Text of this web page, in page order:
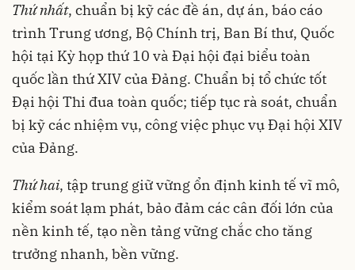
Thứ nhất, chuẩn bị kỹ các đề án, dự án, báo cáo
trình Trung ương, Bộ Chính trị, Ban Bí thư, Quốc
hội tại Kỳ họp thứ 10 và Đại hội đại biểu toàn
quốc lần thứ XIV của Đảng. Chuẩn bị tổ chức tốt
Đại hội Thi đua toàn quốc; tiếp tục rà soát, chuẩn
bị kỹ các nhiệm vụ, công việc phục vụ Đại hội XIV
của Đảng.
Thứ hai, tập trung giữ vững ổn định kinh tế vĩ mô,
kiểm soát lạm phát, bảo đảm các cân đối lớn của
nền kinh tế, tạo nền tảng vững chắc cho tăng
trưởng nhanh, bền vững.